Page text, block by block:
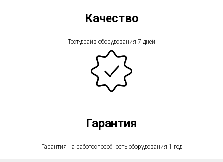
Качество
Тест-драйв оборудования 7 дней
Гарантия
Гарантия на работоспособность оборудования 1 год